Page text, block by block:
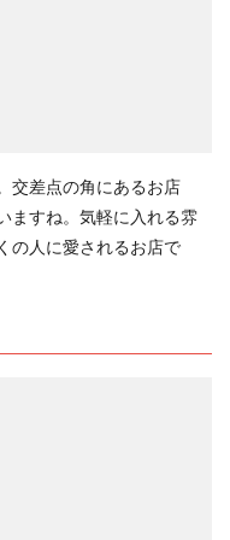
交差点の角にあるお店
ますね。気軽に入れる雰
の人に愛されるお店で